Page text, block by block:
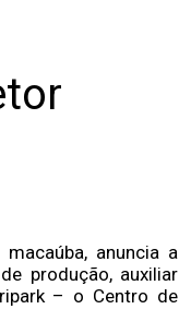
anuncia a
produção, auxiliar
– o Centro de